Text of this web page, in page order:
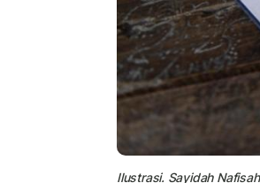
Ilustrasi. Sayidah